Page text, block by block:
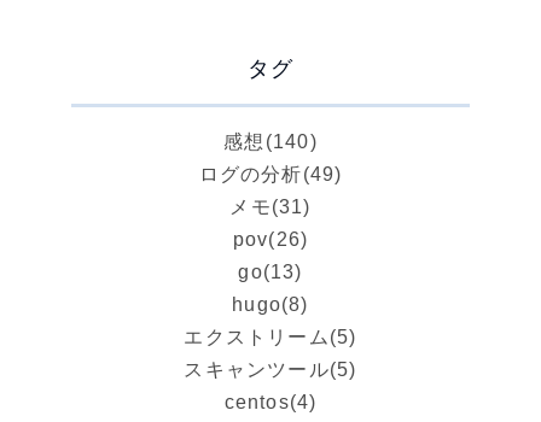
タグ
感想 (140)
ログの分析(49)
メモ(31)
pov(26)
go(13)
hugo(8)
エクストリーム (5)
スキャンツール(5)
centos(4)